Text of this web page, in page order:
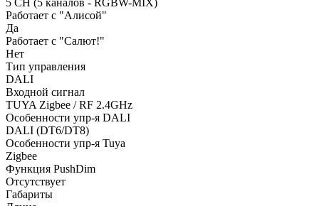
Работает с "Алисой"
Да
Работает с "Салют!"
Нет
Тип управления
DALI
Входной сигнал
TUYA Zigbee / RF 2.4GHz
Особенности упр-я DALI
DALI (DT6/DT8)
Особенности упр-я Tuya
Zigbee
Функция PushDim
Отсутствует
Габариты